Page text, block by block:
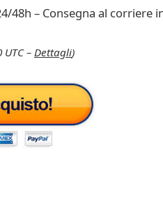
48h – Consegna al corriere
– Dettagli)